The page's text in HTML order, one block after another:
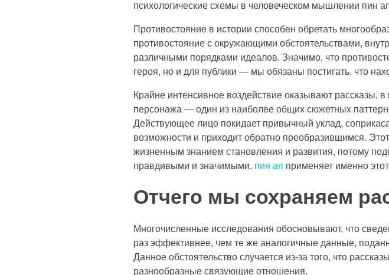
психологические схемы в человеческом мышлении пин
Противостояние в истории способен обретать
противостояние с окружающими обстоятельствами,
различными порядками идеалов. Значимо, что
героя, но и для публики — мы обязаны постигать, что
Крайне интенсивное воздействие оказывают рассказы,
персонажа — один из наиболее общих сюжетных
Действующее лицо покидает привычный уклад,
возможности и приходит обратно преобразившимся.
жизненным знанием становления и развития, потому
правдивыми и значимыми. пин ап применяет именно
Отчего мы сохраняем
Многочисленные исследования обосновывают, что
раз эффективнее, чем те же аналогичные данные,
Данное обстоятельство случается из-за того, что
разнообразные связующие отношения.